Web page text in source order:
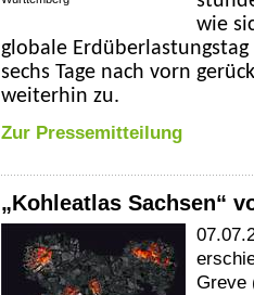
wie
globale
sechs Tage nach vorn
weiterhin zu.
Zur Pressemitteilung
„Kohleatlas Sachsen“
Greve